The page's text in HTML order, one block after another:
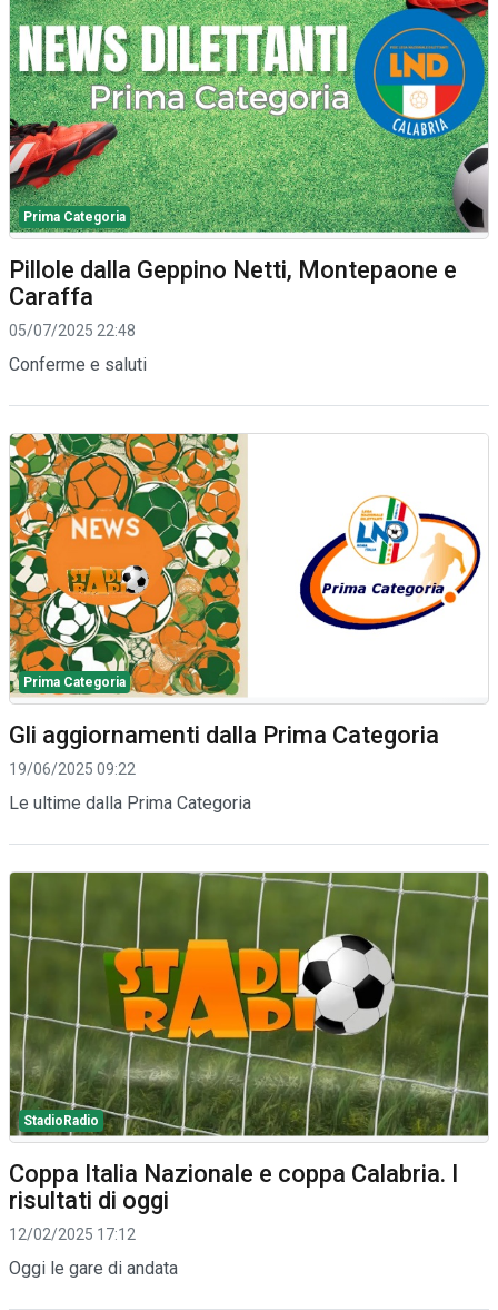
Prima Categoria
Pillole dalla Geppino Netti, Montepaone e
Caraffa
05/07/2025 22:48
Conferme e saluti
Prima Categoria
Gli aggiornamenti dalla Prima Categoria
19/06/2025 09:22
Le ultime dalla Prima Categoria
StadioRadio
Coppa Italia Nazionale e coppa Calabria. I
risultati di oggi
12/02/2025 17:12
Oggi le gare di andata